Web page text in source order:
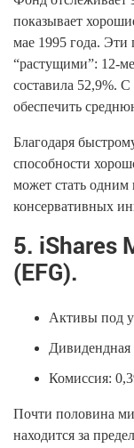
показывает
мае 1995 года. Эти
“растущими”: 12-
составила 52,9%.
обеспечить
Благодаря
способности
может стать одним
консервативных
5. iShares
(EFG).
Активы под
Дивидендная
Комиссия:
Почти половина
находится за